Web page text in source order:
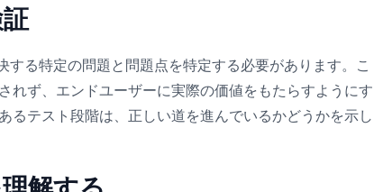
する特定の問題と問題点を特定する必要があります。こ
れず、エンドユーザーに実際の価値をもたらすようにす
るテスト段階は、正しい道を進んでいるかどうかを示し